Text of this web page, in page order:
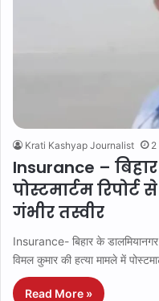
Krati Kashyap Journalist 2
Insurance –
पोस्टमार्टम
गंभीर तस्वीर
Insurance- बिहार के
विमल कुमार की हत्या मामले में
Read More »